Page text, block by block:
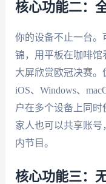
核心功能二：
你的设备不止一台。
锦，用平板在咖啡
大屏欣赏欧冠决赛。
iOS、Windows、
户在多个设备上同时
家人也可以共享账号
内节目。
核心功能三：